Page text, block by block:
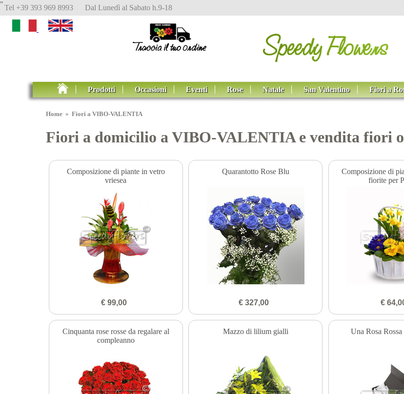
"Tel +39 393 969 8993 Dal Lunedì al Sabato h.9-18
Prodotti Occasioni Eventi Rose Natale San Valentino Fiori a
Home »Fiori a VIBO-VALENTIA
Fiori a domicilio a VIBO-VALENTIA e vendita fiori
Composizione di piante in vetro
vriesea
€ 99,00
Quarantotto Rose Blu
€ 327,00
Composizione di
fiorite per
€
Cinquanta rose rosse da regalare al
compleanno
Mazzo di lilium gialli Una Rosa